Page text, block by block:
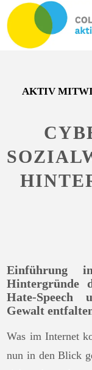
AKTIV
Einführung
Hintergründe
Hate-Speech
Gewalt
Was im Internet
nun in den Blick